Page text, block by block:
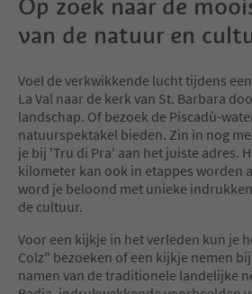
Op zoek naar de
van de natuur en
Voel de verkwikkende lucht tijdens
La Val naar de kerk van St. Barbara
landschap. Of bezoek de Piscadù-
natuurspektakel bieden. Zin in nog
je bij 'Tru di Pra' aan het juiste adres.
kilometer kan ook in etappes worden
word je beloond met unieke
de cultuur.
Voor een kijkje in het verleden kun je
Colz" bezoeken of een kijkje nemen
namen van de traditionele landelijke